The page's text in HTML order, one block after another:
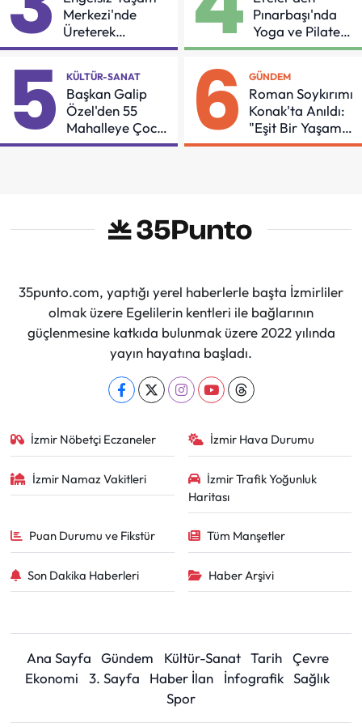
Merkezi'nde
Üreterek
Güçleniyorlar
Pınarbaşı'nda
Yoga ve Pilates
Buluşması
5 KÜLTÜR-SANAT
Başkan Galip
Özel'den 55
Mahalleye Çocuk
Şenliği
6 GÜNDEM
Roman Soykırımı
Konak'ta Anıldı:
"Eşit Bir Yaşam
İçin Mücadeleyi
35punto.com, yaptığı yerel haberlerle başta İzmirliler
olmak üzere Egelilerin kentleri ile bağlarının
güçlenmesine katkıda bulunmak üzere 2022 yılında
yayın hayatına başladı.
İzmir Nöbetçi Eczaneler İzmir Hava Durumu
İzmir Namaz Vakitleri
İzmir Trafik Yoğunluk
Haritası
Puan Durumu ve Fikstür Tüm Manşetler
Son Dakika Haberleri Haber Arşivi
Ana Sayfa Gündem Kültür-Sanat Tarih
Çevre
Ekonomi
3. Sayfa Haber İlan İnfografik Sağlık
Spor